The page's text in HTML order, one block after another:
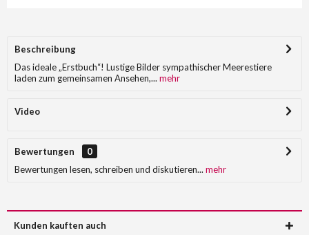
Beschreibung
Das ideale „Erstbuch“! Lustige Bilder sympathischer Meerestiere
laden zum gemeinsamen Ansehen,... mehr
Video
Bewertungen
0
Bewertungen lesen, schreiben und diskutieren... mehr
Kunden kauften auch